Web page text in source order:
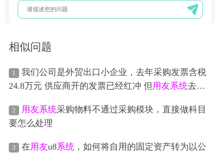
相似问题
1
我们公司是外贸出口小企业，去年采购发票含税
24.8万元 供应商开的发票已经红冲 但用友系统去年
抵扣勾选 但因为货源地不一致 无法退税 做了进货凭
证信息回退 供应商发票红冲了
2 用友系统采购物料不通过采购模块，直接做科目
要怎么处理
3 在用友u8系统，如何将自用的固定资产转为以公